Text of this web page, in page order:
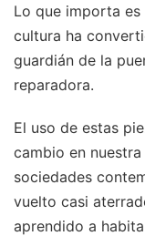
Lo que importa es
cultura ha
guardián de la
reparadora.
El uso de estas
cambio en
sociedades
vuelto casi
aprendido a